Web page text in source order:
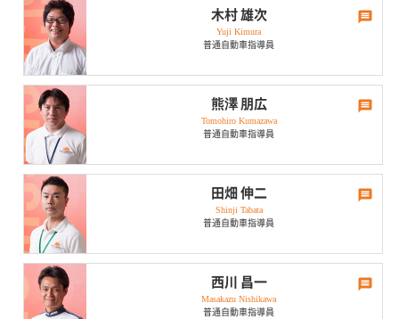
休日･趣味は？
スポーツ観戦。
博多からフェリーで2時間位の所に長崎県「壱岐」がありますが、自然
豊かな島内での運転はとても良い思い出です。
ひとこと
木村 雄次
Yuji Kimura
普通自動車指導員
休日･趣味は？
車をいじったり、サーキット走行をしたりしています。あと、漫画も
大好きで色々集めたりと多趣味です。
思い出のドライブは？
同じ車種での集まりに参加する為、軽井沢まで行ったことです。往復
700km近くありましたが、1日中車談議に花が咲き、充実した1日を過
ごせたの事がとても楽しかったです。今でも、たまに参加しますが、
年齢・性別など関係なく楽しめるので、良い友人関係が築けました。
ひとこと
まだまだ見習いですが、よろしくお願い致します。
熊澤 朋広
Tomohiro Kumazawa
普通自動車指導員
休日･趣味は？
旅行・子供の相手で休日は終わります。のんびり屋と自分は思ってい
ますが、やる時はやります。免許取得頑張りましょう。
思い出のドライブは？
今は乗っていませんが、バイクで北海道や四国を回って来ました。特
に北海道はバイクと共にフェリーに乗ったり、景色、食べ物全てが思
い出です。
田畑 伸二
Shinji Tabata
普通自動車指導員
休日･趣味は？
映画鑑賞・野球・家族とお出かけなどです。
西川 昌一
Masakazu Nishikawa
普通自動車指導員